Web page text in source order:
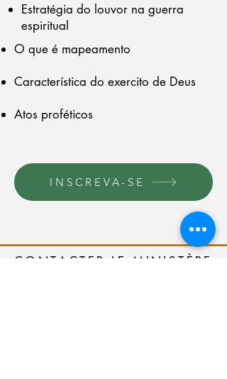
Estratégia do louvor na guerra
espiritual
O que é mapeamento
Característica do exercito de Deus
Atos proféticos
INSCREVA-SE
CONTACTER LE MINISTÈRE